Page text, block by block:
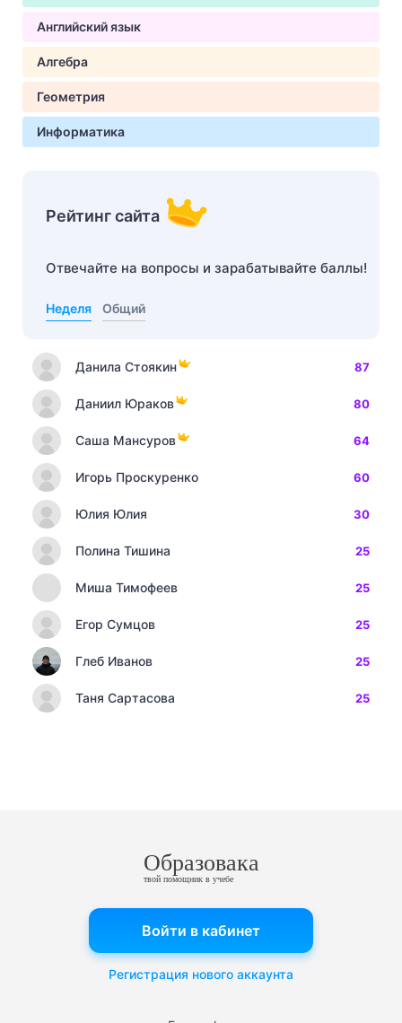
Английский язык
Алгебра
Геометрия
Информатика
Рейтинг сайта
Отвечайте на вопросы и зарабатывайте баллы!
Неделя Общий
Данила Стоякин 87
Даниил Юраков 80
Саша Мансуров 64
Игорь Проскуренко 60
Юлия Юлия 30
Полина Тишина 25
Миша Тимофеев 25
Егор Сумцов 25
Глеб Иванов 25
Таня Сартасова 25
Образовака
твой помощник в учебе
Войти в кабинет
Регистрация нового аккаунта